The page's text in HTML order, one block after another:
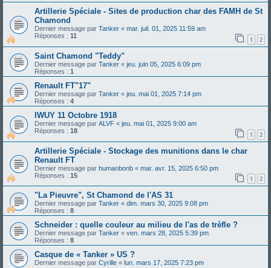
Artillerie Spéciale - Sites de production char des FAMH de St
Chamond
Dernier message par Tanker « mar. juil. 01, 2025 11:59 am
Réponses : 11 1 2
Saint Chamond "Teddy"
Dernier message par Tanker « jeu. juin 05, 2025 6:09 pm
Réponses : 1
Renault FT"17"
Dernier message par Tanker « jeu. mai 01, 2025 7:14 pm
Réponses : 4
IWUY 11 Octobre 1918
Dernier message par ALVF « jeu. mai 01, 2025 9:00 am
Réponses : 18 1 2
Artillerie Spéciale - Stockage des munitions dans le char
Renault FT
Dernier message par humanbonb « mar. avr. 15, 2025 6:50 pm
Réponses : 15 1 2
"La Pieuvre", St Chamond de l'AS 31
Dernier message par Tanker « dim. mars 30, 2025 9:08 pm
Réponses : 8
Schneider : quelle couleur au milieu de l'as de trèfle ?
Dernier message par Tanker « ven. mars 28, 2025 5:39 pm
Réponses : 8
Casque de « Tanker » US ?
Dernier message par Cyrille « lun. mars 17, 2025 7:23 pm